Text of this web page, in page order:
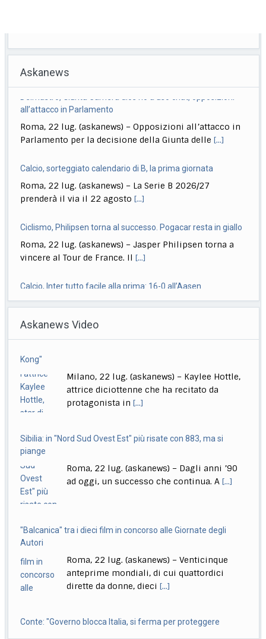
Askanews
Calcio, sorteggiato calendario di B, la prima giornata
Roma, 22 lug. (askanews) – La Serie B 2026/27
prenderà il via il 22 agosto[...]
Ciclismo, Philipsen torna al successo. Pogacar resta in giallo
Roma, 22 lug. (askanews) – Jasper Philipsen torna a
vincere al Tour de France. Il[...]
Calcio, Inter tutto facile alla prima: 16-0 all’Aasen
Roma, 22 lug. (askanews) – Tutto facile per l’Inter nella
prima amichevole estiva disputata in
Musica, "Sono Lucio": dal 18 settembre antologia di Dalla
Roma, 22 lug. (askanews) – Il 18 settembre esce "Sono
Delmastro, Giunta Camera dice no a uso chat, opposizioni
all’attacco in Parlamento
Roma, 22 lug. (askanews) – Opposizioni all’attacco in
Parlamento per la decisione della Giunta delle
piange
Roma, 22 lug. (askanews) – Dagli anni ’90
ad oggi, un successo che continua. A
"Balcanica" tra i dieci film in concorso alle Giornate degli
Autori
Roma, 22 lug. (askanews) – Venticinque
anteprime mondiali, di cui quattordici
Conte: "Governo blocca Italia, si ferma per proteggere
amichetti partito"
Roma, 22 lug. (askanews) – "Questo è
diventato il governo blocca Italia. Il
governo si[...]
Bologna, Salvini: non dico Lepore abbia istigato ma se usi